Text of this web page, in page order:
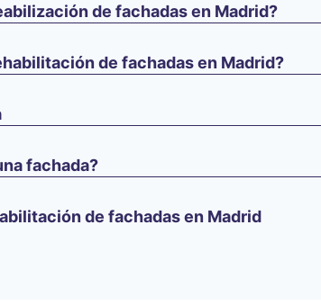
de fachadas en Madrid?
de fachadas en Madrid?
fachada?
de fachadas en Madrid